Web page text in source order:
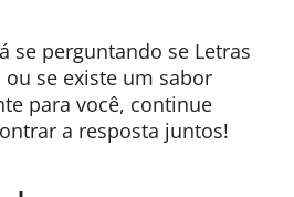
se perguntando se Letras
se existe um sabor
para você, continue
a resposta juntos!